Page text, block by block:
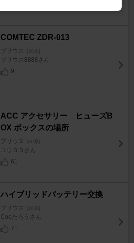
COMTEC ZDR-013
プリウス [30系]
プリウス8888さん
9
ACC アクセサリー ヒューズB
OX ボックスの場所
プリウス [30系]
ユウ３３さん
61
ハイブリッドバッテリー交換
プリウス [30系]
Cooたろうさん
71